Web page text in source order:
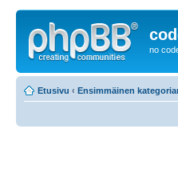
no
Etusivu ‹ Ensimmäinen